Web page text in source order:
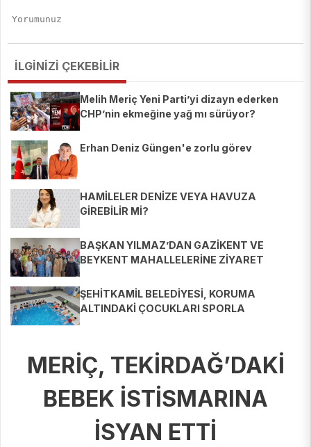
İLGİNİZİ ÇEKEBİLİR
Melih Meriç Yeni Parti’yi dizayn ederken
CHP’nin ekmeğine yağ mı sürüyor?
Erhan Deniz Güngen'e zorlu görev
HAMİLELER DENİZE VEYA HAVUZA
GİREBİLİR Mİ?
BAŞKAN YILMAZ’DAN GAZİKENT VE
BEYKENT MAHALLELERİNE ZİYARET
ŞEHİTKAMİL BELEDİYESİ, KORUMA
ALTINDAKİ ÇOCUKLARI SPORLA
MERİÇ, TEKİRDAĞ’DAKİ
BEBEK İSTİSMARINA
İSYAN ETTİ